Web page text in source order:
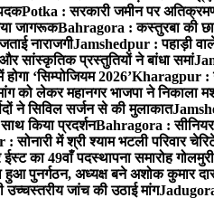
Potka : सरकारी जमीन पर
जागरूकBahragora : कस्तुरबा की
नाराजगीJamshedpur : पहाड़ी वाले
सांस्कृतिक प्रस्तुतियों ने बांधा समां
‘सिम्पोजियम 2026’Kharagpur :
को लेकर महानगर भाजपा ने निकाला
ने सिविल सर्जन से की मुलाकात
किया प्रदर्शनBahragora : सीनियर
सोनारी में श्री श्याम भटली परिवार
का 49वाँ पदस्थापना समारोह
पुनर्गठन, अध्यक्ष बने अशोक कुमार
जांच की उठाई मांग